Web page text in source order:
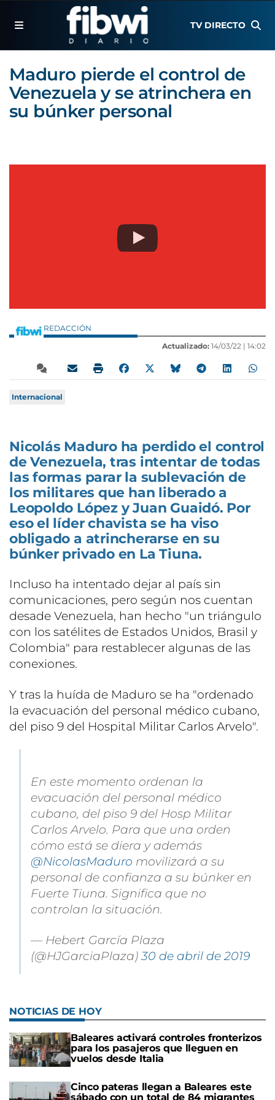
TV DIRECTO
Maduro pierde el control de
Venezuela y se atrinchera en
su búnker personal
REDACCIÓN
Actualizado: 14/03/22 | 14:02
Internacional
Nicolás Maduro ha perdido el control
de Venezuela, tras intentar de todas
las formas parar la sublevación de
los militares que han liberado a
Leopoldo López y Juan Guaidó. Por
eso el líder chavista se ha viso
obligado a atrincherarse en su
búnker privado en La Tiuna.
Incluso ha intentado dejar al país sin
comunicaciones, pero según nos cuentan
desade Venezuela, han hecho "un triángulo
con los satélites de Estados Unidos, Brasil y
Colombia" para restablecer algunas de las
conexiones.
Y tras la huída de Maduro se ha "ordenado
la evacuación del personal médico cubano,
del piso 9 del Hospital Militar Carlos Arvelo".
En este momento ordenan la
evacuación del personal médico
cubano, del piso 9 del Hosp Militar
Carlos Arvelo. Para que una orden
cómo está se diera y además
@NicolasMaduro movilizará a su
personal de confianza a su búnker en
Fuerte Tiuna. Significa que no
controlan la situación.
— Hebert García Plaza
(@HJGarciaPlaza)30 de abril de 2019
NOTICIAS DE HOY
Baleares activará controles fronterizos
para los pasajeros que lleguen en
vuelos desde Italia
Cinco pateras llegan a Baleares este
sábado con un total de 84 migrantes